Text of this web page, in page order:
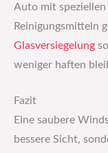
Auto mit
Reinigungsmitteln
Glasversiegelung
weniger haften
Fazit
Eine saubere
bessere Sicht,